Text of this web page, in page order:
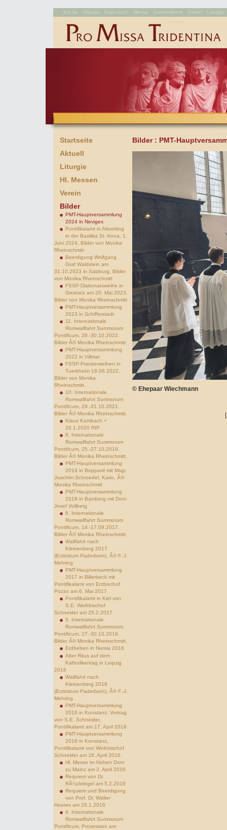
Kirche · Glaube · Katholisch · Messe · Gottesdienst · Gebet ·
Startseite
Aktuell
Liturgie
Hl. Messen
Verein
Bilder
PMT-Hauptversammlung
2024 in Neviges
Pontifikalamt in Altoetting
in der Basilika St. Anna, 1.
Juni 2024, Bilder von Monika
Rheinschmitt
Beerdigung Wolfgang
Graf Waldstein am
31.10.2023 in Salzburg, Bilder
von Monika Rheinschmitt
FSSP-Diakonatsweihe in
Gestratz am 20. Mai 2023,
Bilder von Monika Rheinschmitt
PMT-Hauptversammlung
2023 in Schifferstadt
11. Internationale
Romwallfahrt Summorum
Pontificum, 28.-30.10.2022.
Bilder Â© Monika Rheinschmitt.
PMT-Hauptversammlung
2022 in Villmar
FSSP-Priesterweihen in
Tuerkheim 18.06.2022.
Bilder von Monika
Rheinschmitt.
10. Internationale
Romwallfahrt Summorum
Pontificum, 29.-31.10.2021.
Bilder Â© Monika Rheinschmitt.
Klaus Kambach +
20.1.2020 RIP
8. Internationale
Romwallfahrt Summorum
Pontificum, 25.-27.10.2019.
Bilder Â© Monika Rheinschmitt.
PMT-Hauptversammlung
2019 in Boppard mit Msgr.
Joachim Schroedel, Kairo, Â©
Monika Rheinschmitt
PMT-Hauptversammlung
2018 in Bamberg mit Dom
Josef Vollberg
6. Internationale
Romwallfahrt Summorum
Pontificum, 14.-17.09.2017.
Bilder Â© Monika Rheinschmitt.
Wallfahrt nach
Kleinenberg 2017
(Erzbistum Paderborn), Â© F.-J.
Mehring
PMT-Hauptversammlung
2017 in Billerbeck mit
Pontifikalamt von Erzbischof
Pozzo am 6. Mai 2017
Pontifikalamt in Kiel von
S.E. Weihbischof
Schneider am 25.2.2017
5. Internationale
Romwallfahrt Summorum
Pontificum, 27.-30.10.2016.
Bilder Â© Monika Rheinschmitt.
Erdbeben in Nursia 2016
Alter Ritus auf dem
Katholikentag in Leipzig
2016
Wallfahrt nach
Kleinenberg 2016
(Erzbistum Paderborn), Â© F.-J.
Mehring
PMT-Hauptversammlung
2016 in Konstanz, Vortrag
von S.E. Schneider,
Pontifikalamt am 17. April 2016
PMT-Hauptversammlung
2016 in Konstanz,
Pontifikalamt von Weihbischof
Schneider am 16. April 2016
Hl. Messe im Hohen Dom
zu Mainz am 2. April 2016
Requiem von Dr.
RÃ¼ckriegel am 5.2.2016
Requiem und Beerdigung
von Prof. Dr. Walter
Hoeres am 26.1.2016
4. Internationale
Romwallfahrt Summorum
Pontificum, Prozession am
Bilder : PMT-
© Ehepaar Wiechmann